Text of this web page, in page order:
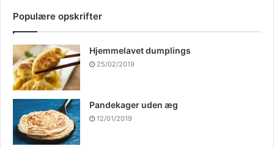
Populære opskrifter
Hjemmelavet dumplings
25/02/2019
Pandekager uden æg
12/01/2019